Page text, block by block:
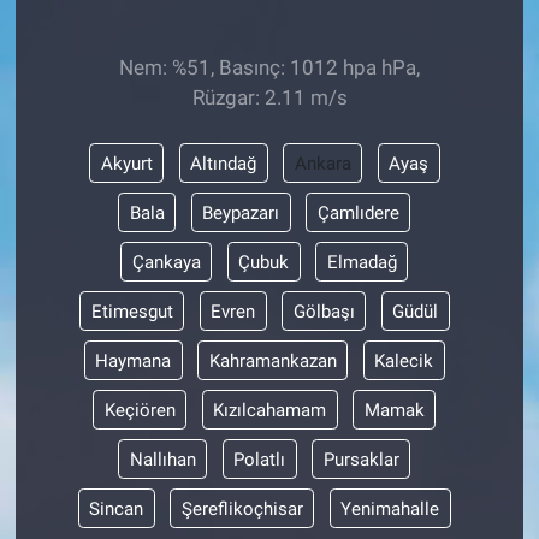
Nem: %51, Basınç: 1012 hpa hPa,
Rüzgar: 2.11 m/s
Akyurt Altındağ Ankara Ayaş
Bala Beypazarı Çamlıdere
Çankaya Çubuk Elmadağ
Etimesgut Evren Gölbaşı Güdül
Haymana Kahramankazan Kalecik
Keçiören Kızılcahamam Mamak
Nallıhan Polatlı Pursaklar
Sincan Şereflikoçhisar Yenimahalle
Bilim ve Teknoloji